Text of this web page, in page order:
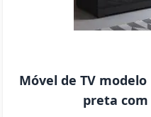
Móvel de TV
preta